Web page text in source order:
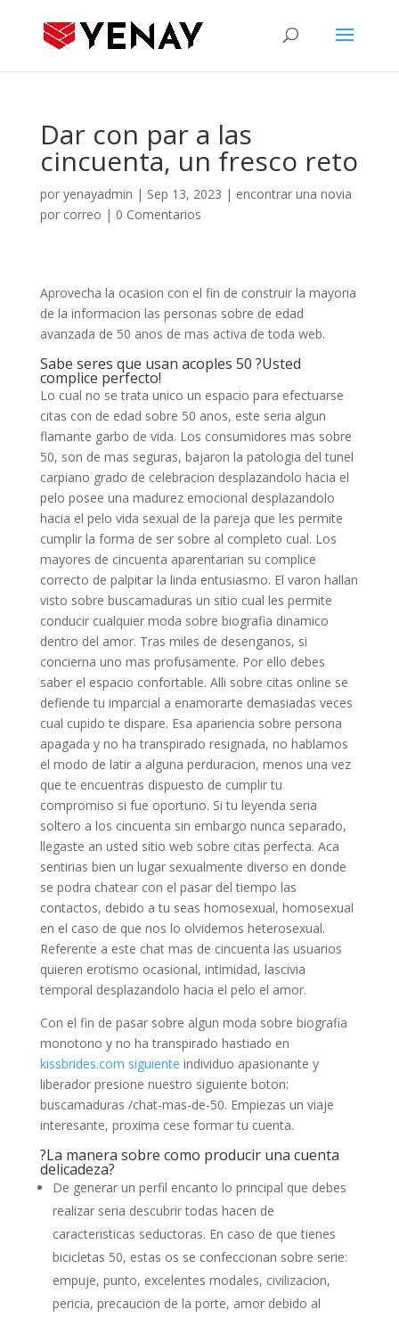
Dar con par a las
cincuenta, un fresco reto
por yenayadmin | Sep 13, 2023 | encontrar una novia
por correo | 0 Comentarios
Aprovecha la ocasion con el fin de construir la mayoria
de la informacion las personas sobre de edad
avanzada de 50 anos de mas activa de toda web.
Sabe seres que usan acoples 50 ?Usted
complice perfecto!
Lo cual no se trata unico un espacio para efectuarse
citas con de edad sobre 50 anos, este seri­a algun
flamante garbo de vida. Los consumidores mas sobre
50, son de mas seguras, bajaron la patologi­a del tunel
carpiano grado de celebracion desplazandolo hacia el
pelo posee una madurez emocional desplazandolo
hacia el pelo vida sexual de la pareja que les permite
cumplir la forma de ser sobre al completo cual. Los
mayores de cincuenta aparentarian su complice
correcto de palpitar la linda entusiasmo. El varon hallan
visto sobre buscamaduras un sitio cual les permite
conducir cualquier moda sobre biografia dinamico
dentro del amor. Tras miles de desenganos, si
concierna uno mas profusamente. Por ello debes
saber el espacio confortable. Alli sobre citas online se
defiende tu imparcial a enamorarte demasiadas veces
cual cupido te dispare. Esa apariencia sobre persona
apagada y no ha transpirado resignada, no hablamos
el modo de latir a alguna perduracion, menos una vez
que te encuentras dispuesto de cumplir tu
compromiso si fue oportuno. Si tu leyenda seri­a
soltero a los cincuenta sin embargo nunca separado,
llegaste an usted sitio web sobre citas perfecta. Aca
sentirias bien un lugar sexualmente diverso en donde
se podra chatear con el pasar del tiempo las
contactos, debido a tu seas homosexual, homosexual
en el caso de que nos lo olvidemos heterosexual.
Referente a este chat mas de cincuenta las usuarios
quieren erotismo ocasional, intimidad, lascivia
temporal desplazandolo hacia el pelo el amor.
Con el fin de pasar sobre algun moda sobre biografia
monotono y no ha transpirado hastiado en
kissbrides.com siguiente individuo apasionante y
liberador presione nuestro siguiente boton:
buscamaduras /chat-mas-de-50. Empiezas un viaje
interesante, proxima cese formar tu cuenta.
?La manera sobre como producir una cuenta
delicadeza?
De generar un perfil encanto lo principal que debes
realizar seri­a descubrir todas hacen de
caracteristicas seductoras. En caso de que tienes
bicicletas 50, estas os se confeccionan sobre serie:
empuje, punto, excelentes modales, civilizacion,
pericia, precaucion de la porte, amor debido al